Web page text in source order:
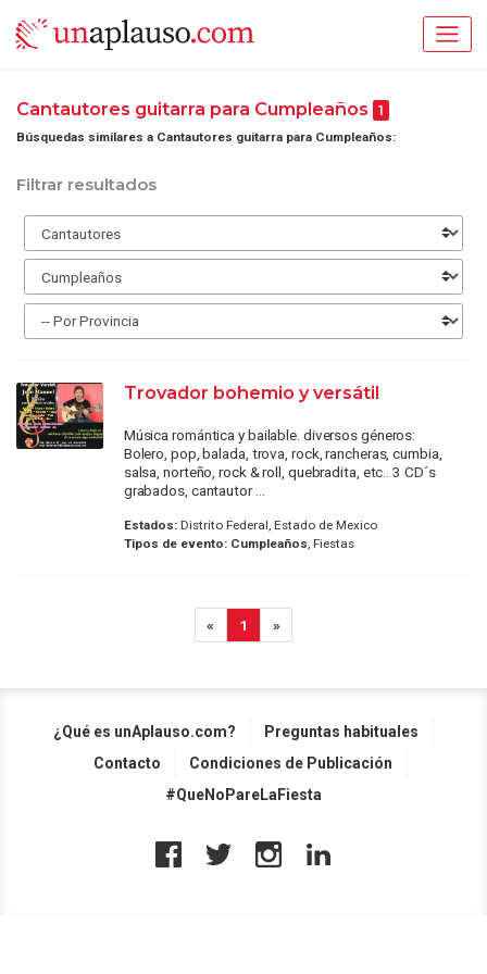
Cantautores guitarra para Cumpleaños 1
Búsquedas similares a Cantautores guitarra para Cumpleaños:
Filtrar resultados
Trovador bohemio y versátil
Música romántica y bailable. diversos géneros:
Bolero, pop, balada, trova, rock, rancheras, cumbia,
salsa, norteño, rock & roll, quebradita, etc.. 3 CD´s
grabados, cantautor ...
Estados:Distrito Federal, Estado de Mexico
Tipos de evento: Cumpleaños, Fiestas
« 1 »
¿Qué es unAplauso.com?
Preguntas habituales
Contacto
Condiciones de Publicación
#QueNoPareLaFiesta